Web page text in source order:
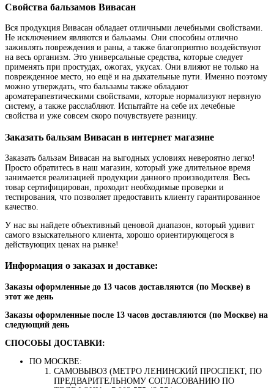
Свойства бальзамов Вивасан
Вся продукция Вивасан обладает отличными лечебными свойствами.
Не исключением являются и бальзамы. Они способны отлично
заживлять повреждения и раны, а также благоприятно воздействуют
на весь организм. Это универсальные средства, которые следует
применять при простудах, ожогах, укусах. Они влияют не только на
поврежденное место, но ещё и на дыхательные пути. Именно поэтому
можно утверждать, что бальзамы также обладают
ароматерапевтическими свойствами, которые нормализуют нервную
систему, а также расслабляют. Испытайте на себе их лечебные
свойства и уже совсем скоро почувствуете разницу.
Заказать бальзам Вивасан в интернет магазине
Заказать бальзам Вивасан на выгодных условиях невероятно легко!
Просто обратитесь в наш магазин, который уже длительное время
занимается реализацией продукции данного производителя. Весь
товар сертифицирован, проходит необходимые проверки и
тестирования, что позволяет предоставить клиенту гарантированное
качество.
У нас вы найдете объективный ценовой диапазон, который удивит
самого взыскательного клиента, хорошо ориентирующегося в
действующих ценах на рынке!
Информация о заказах и доставке:
Заказы оформленные до 13 часов доставляются (по Москве) в
этот же день
Заказы оформленные после 13 часов доставляются (по Москве) на
следующий день
СПОСОБЫ ДОСТАВКИ:
ПО МОСКВЕ:
САМОВЫВОЗ (МЕТРО ЛЕНИНСКИЙ ПРОСПЕКТ, ПО
ПРЕДВАРИТЕЛЬНОМУ СОГЛАСОВАНИЮ ПО